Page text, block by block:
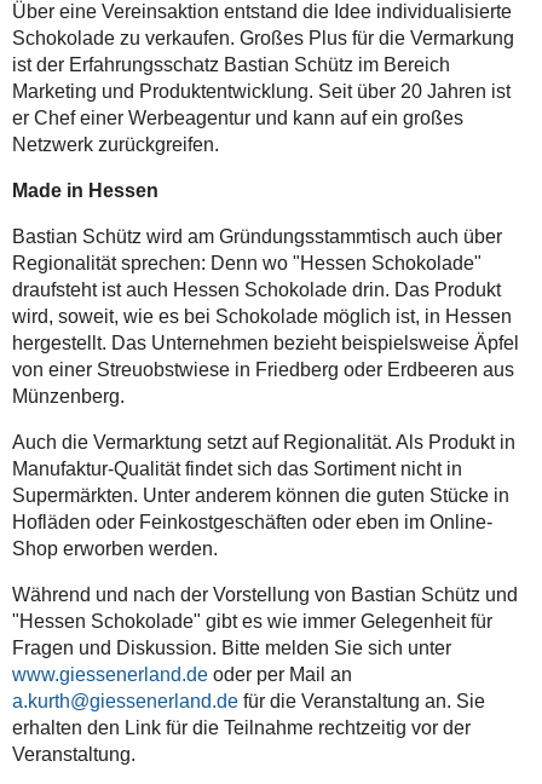
Über eine Vereinsaktion entstand die Idee individualisierte
Schokolade zu verkaufen. Großes Plus für die Vermarkung
ist der Erfahrungsschatz Bastian Schütz im Bereich
Marketing und Produktentwicklung. Seit über 20 Jahren ist
er Chef einer Werbeagentur und kann auf ein großes
Netzwerk zurückgreifen.
Made in Hessen
Bastian Schütz wird am Gründungsstammtisch auch über
Regionalität sprechen: Denn wo "Hessen Schokolade"
draufsteht ist auch Hessen Schokolade drin. Das Produkt
wird, soweit, wie es bei Schokolade möglich ist, in Hessen
hergestellt. Das Unternehmen bezieht beispielsweise Äpfel
von einer Streuobstwiese in Friedberg oder Erdbeeren aus
Münzenberg.
Auch die Vermarktung setzt auf Regionalität. Als Produkt in
Manufaktur-Qualität findet sich das Sortiment nicht in
Supermärkten. Unter anderem können die guten Stücke in
Hofläden oder Feinkostgeschäften oder eben im Online-
Shop erworben werden.
Während und nach der Vorstellung von Bastian Schütz und
"Hessen Schokolade" gibt es wie immer Gelegenheit für
Fragen und Diskussion. Bitte melden Sie sich unter
www.giessenerland.deoder per Mail an
a.kurth@giessenerland.defür die Veranstaltung an. Sie
erhalten den Link für die Teilnahme rechtzeitig vor der
Veranstaltung.